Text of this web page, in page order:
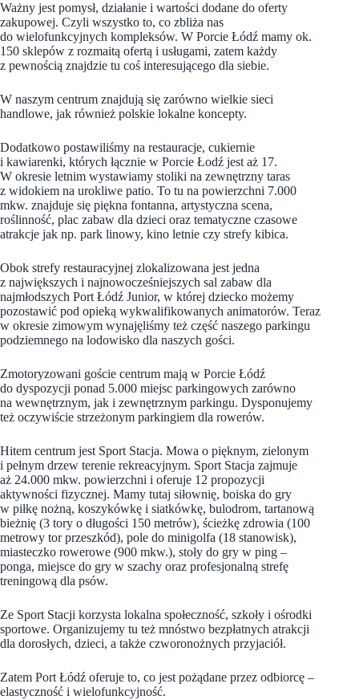
Ważny jest pomysł, działanie i wartości dodane do oferty
zakupowej. Czyli wszystko to, co zbliża nas
do wielofunkcyjnych kompleksów. W Porcie Łódź mamy ok.
150 sklepów z rozmaitą ofertą i usługami, zatem każdy
z pewnością znajdzie tu coś interesującego dla siebie.
W naszym centrum znajdują się zarówno wielkie sieci
handlowe, jak również polskie lokalne koncepty.
Dodatkowo postawiliśmy na restauracje, cukiernie
i kawiarenki, których łącznie w Porcie Łodź jest aż 17.
W okresie letnim wystawiamy stoliki na zewnętrzny taras
z widokiem na urokliwe patio. To tu na powierzchni 7.000
mkw. znajduje się piękna fontanna, artystyczna scena,
roślinność, plac zabaw dla dzieci oraz tematyczne czasowe
atrakcje jak np. park linowy, kino letnie czy strefy kibica.
Obok strefy restauracyjnej zlokalizowana jest jedna
z największych i najnowocześniejszych sal zabaw dla
najmłodszych Port Łódź Junior, w której dziecko możemy
pozostawić pod opieką wykwalifikowanych animatorów. Teraz
w okresie zimowym wynajęliśmy też część naszego parkingu
podziemnego na lodowisko dla naszych gości.
Zmotoryzowani goście centrum mają w Porcie Łódź
do dyspozycji ponad 5.000 miejsc parkingowych zarówno
na wewnętrznym, jak i zewnętrznym parkingu. Dysponujemy
też oczywiście strzeżonym parkingiem dla rowerów.
Hitem centrum jest Sport Stacja. Mowa o pięknym, zielonym
i pełnym drzew terenie rekreacyjnym. Sport Stacja zajmuje
aż 24.000 mkw. powierzchni i oferuje 12 propozycji
aktywności fizycznej. Mamy tutaj siłownię, boiska do gry
w piłkę nożną, koszykówkę i siatkówkę, bulodrom, tartanową
bieżnię (3 tory o długości 150 metrów), ścieżkę zdrowia (100
metrowy tor przeszkód), pole do minigolfa (18 stanowisk),
miasteczko rowerowe (900 mkw.), stoły do gry w ping –
ponga, miejsce do gry w szachy oraz profesjonalną strefę
treningową dla psów.
Ze Sport Stacji korzysta lokalna społeczność, szkoły i ośrodki
sportowe. Organizujemy tu też mnóstwo bezpłatnych atrakcji
dla dorosłych, dzieci, a także czworonożnych przyjaciół.
Zatem Port Łódź oferuje to, co jest pożądane przez odbiorcę –
elastyczność i wielofunkcyjność.